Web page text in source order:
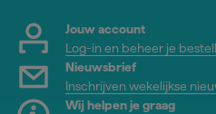
Jouw account
Log-in en beheer je
Nieuwsbrief
Inschrijven wekelijkse
Wij helpen je graag